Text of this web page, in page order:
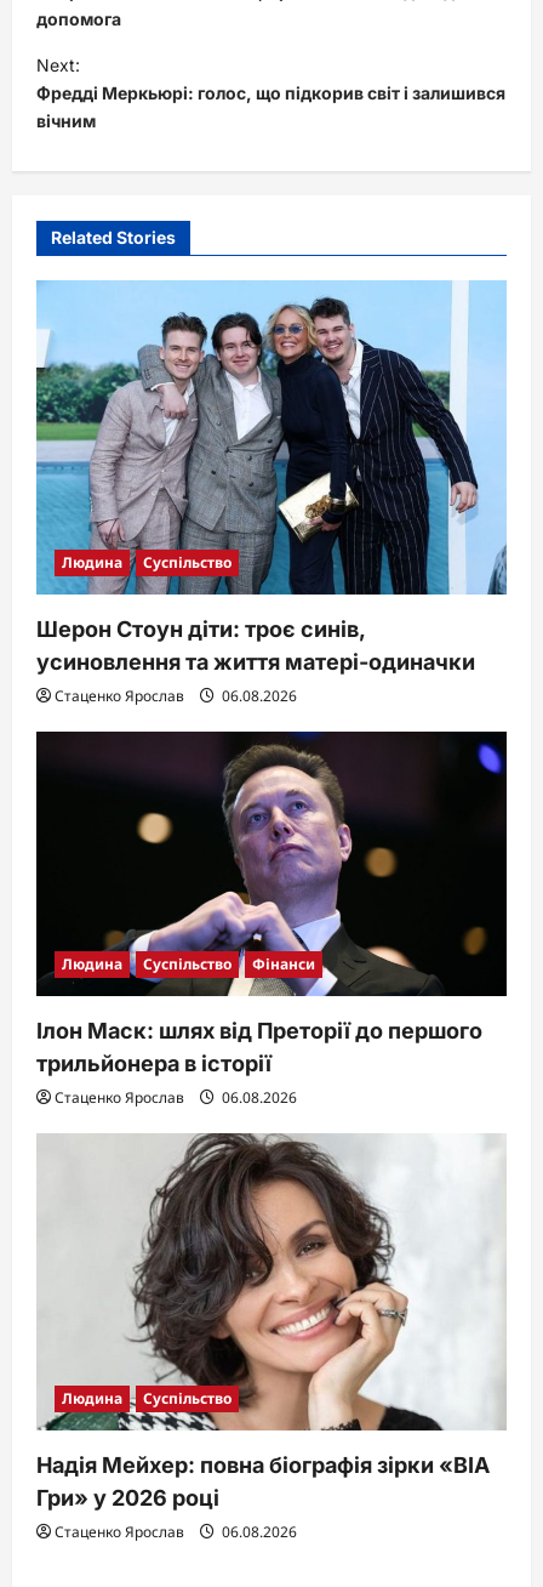
s
t
n
a
v
g
a
t
i
o
n
допомога
Next:
Фредді Меркьюрі: голос, що підкорив світ і залишився
вічним
Related Stories
Людина Суспільство
Шерон Стоун діти: троє синів,
усиновлення та життя матері-одиначки
Стаценко Ярослав 06.08.2026
Людина Суспільство Фінанси
Ілон Маск: шлях від Преторії до першого
трильйонера в історії
Стаценко Ярослав 06.08.2026
Людина Суспільство
Надія Мейхер: повна біографія зірки «ВІА
Гри» у 2026 році
Стаценко Ярослав 06.08.2026